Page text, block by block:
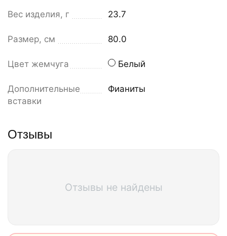
Вес изделия, г 23.7
Размер, см 80.0
Цвет жемчуга Белый
Дополнительные
вставки
Фианиты
Отзывы
Отзывы не найдены